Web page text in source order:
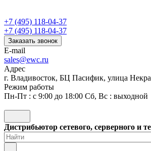
+7 (495) 118-04-37
+7 (495) 118-04-37
Заказать звонок
E-mail
sales@ewc.ru
Адрес
г. Владивосток, БЦ Пасифик, улица
Режим работы
Пн-Пт : с 9:00 до 18:00 Сб, Вс : выходной
Дистрибьютор сетевого, серверного и